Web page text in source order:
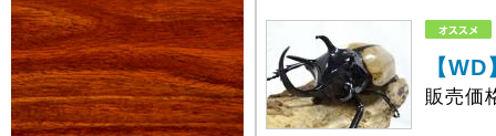
【
販売価